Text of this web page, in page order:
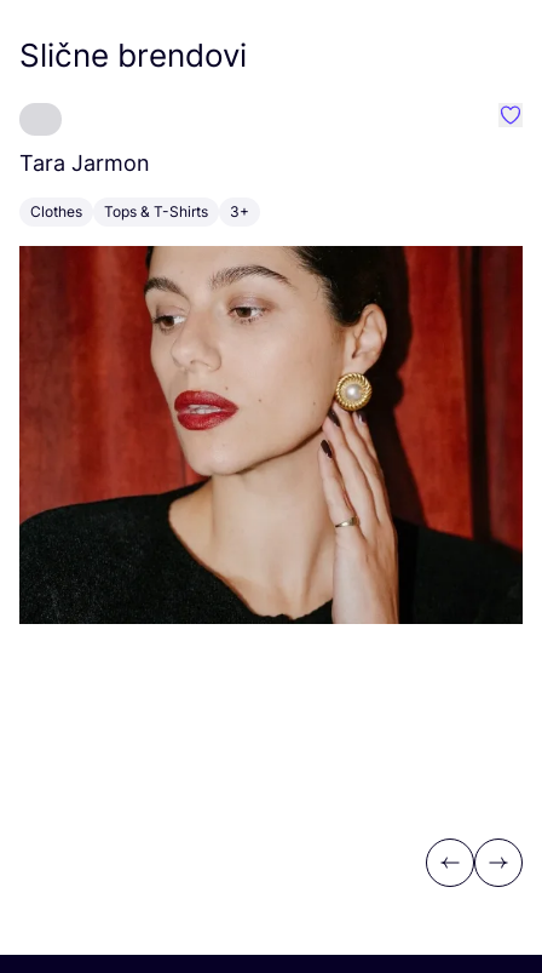
Slične brendovi
Tara Jarmon
Clothes Tops & T-Shirts 3+
Previous
Next